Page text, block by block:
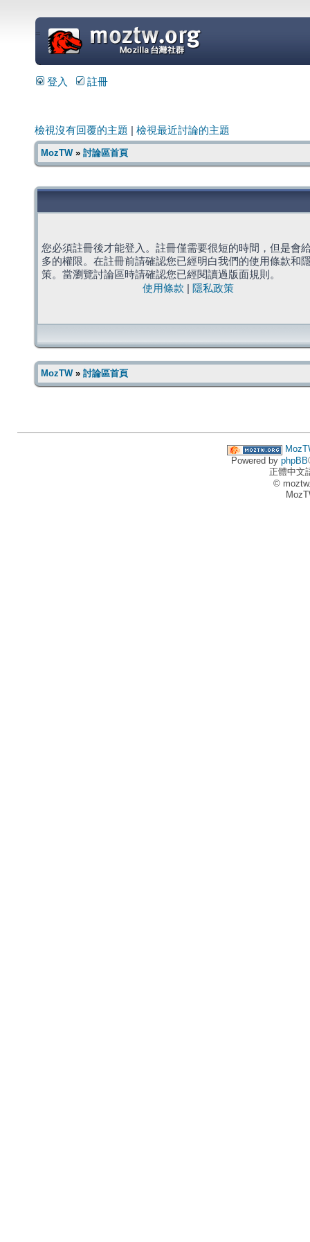
=
登入 註冊
檢視沒有回覆的主題 檢視最近討論的主題
MozTW» 討論區首頁
您必須註冊後才能登入。註冊僅需要很短的時間，但是會
多的權限。在註冊前請確認您已經明白我們的使用條款和
策。當瀏覽討論區時請確認您已經閱讀過版面規則。
使用條款
隱私政策
MozTW» 討論區首頁
Powered by phpBB
正體中文
©